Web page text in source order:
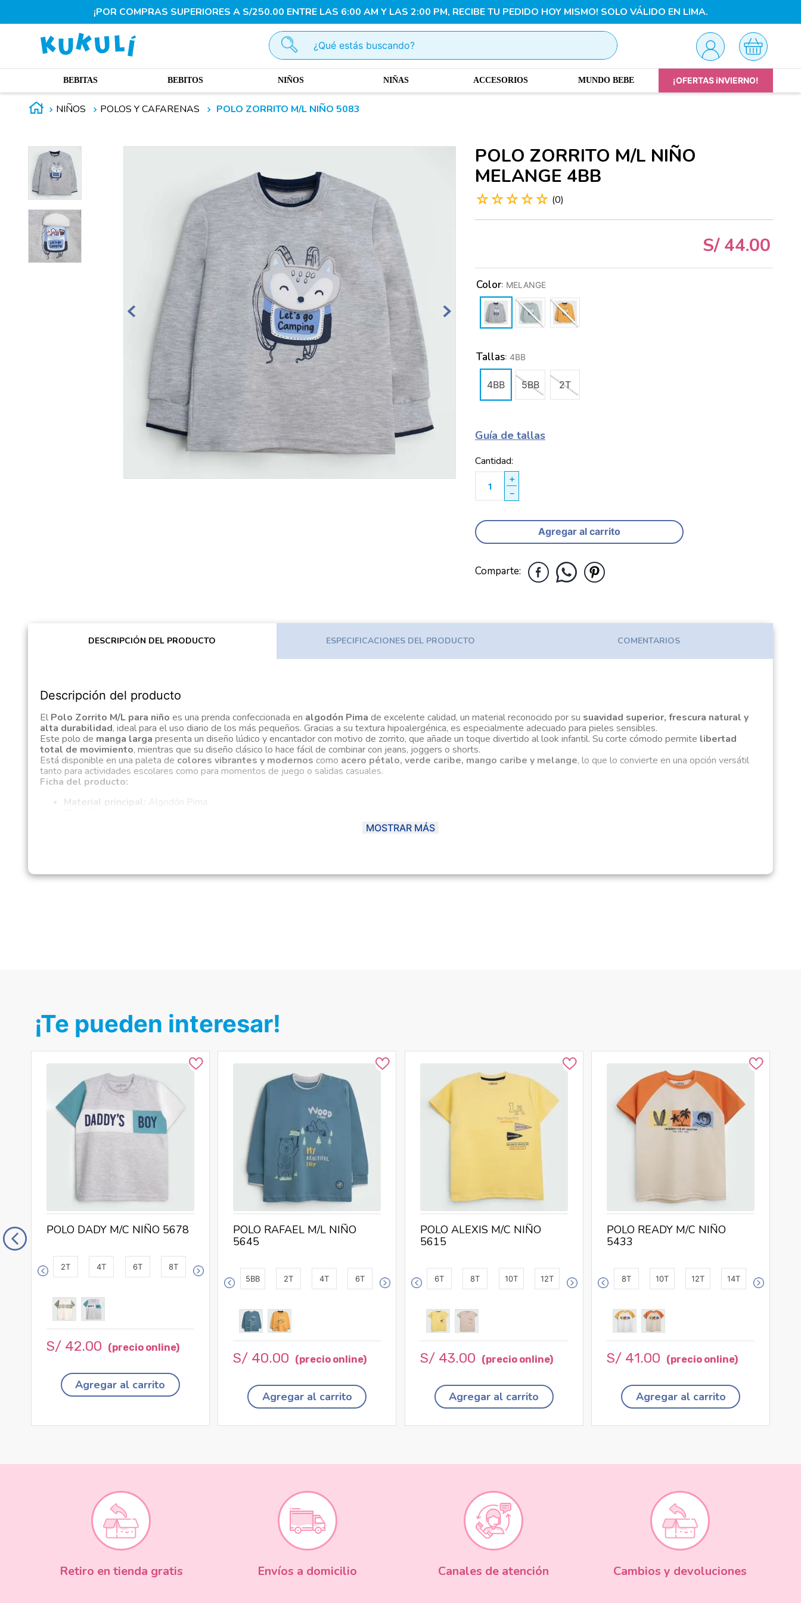
¡POR COMPRAS SUPERIORES A S/250.00 ENTRE LAS 6:00 AM Y LAS 2:00 PM, RECIBE TU PEDIDO HOY MISMO! SOLO VÁLIDO EN LIMA.
¿Qué estás buscando?
BEBITAS BEBITOS NIÑOS NIÑAS ACCESORIOS MUNDO BEBE ¡OFERTAS iNVIERNO!
NIÑOS POLOS Y CAFARENAS POLO ZORRITO M/L NIÑO 5083
POLO ZORRITO M/L NIÑO
MELANGE 4BB
☆☆☆☆☆ (0)
S/ 44.00
Tallas: 4BB
4BB 5BB 2T
Color: MELANGE
Guía de tallas
Cantidad
＋
－
Agregar al carrito
Comparte
DESCRIPCIÓN DEL PRODUCTO ESPECIFICACIONES DEL PRODUCTO COMENTARIOS
Descripción del producto
El Polo Zorrito M/L para niño es una prenda confeccionada en algodón Pima de excelente calidad, un material reconocido por su suavidad superior, frescura natural y
alta durabilidad, ideal para el uso diario de los más pequeños. Gracias a su textura hipoalergénica, es especialmente adecuado para pieles sensibles.
Este polo de manga larga presenta un diseño lúdico y encantador con motivo de zorrito, que añade un toque divertido al look infantil. Su corte cómodo permite libertad
total de movimiento, mientras que su diseño clásico lo hace fácil de combinar con jeans, joggers o shorts.
Está disponible en una paleta de colores vibrantes y modernos como acero pétalo, verde caribe, mango caribe y melange, lo que lo convierte en una opción versátil
tanto para actividades escolares como para momentos de juego o salidas casuales.
Ficha del producto:
Material principal:
Algodón Pima
Condición del producto:Nuevo
MOSTRAR MÁS
¡Te pueden interesar!
2T 4T 6T 8T
POLO DADY M/C NIÑO 5678
S/ 42.00
Agregar al carrito
5BB 2T 4T 6T
POLO RAFAEL M/L NIÑO
5645
S/ 40.00
Agregar al carrito
6T 8T 10T 12T
POLO ALEXIS M/C NIÑO
5615
S/ 43.00
Agregar al carrito
8T 10T 12T 14T
POLO READY M/C NIÑO
5433
S/ 41.00
Agregar al carrito
Retiro en tienda gratis Envíos a domicilio Canales de atención Cambios y devoluciones